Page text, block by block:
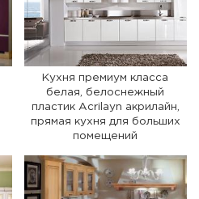
Кухня премиум класса
белая, белоснежный
пластик Acrilayn акрилайн,
прямая кухня для больших
помещений